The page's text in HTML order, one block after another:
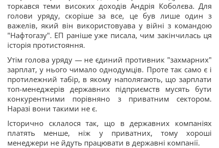
торкався теми високих доходів Андрія Коболєва. Для
голови уряду, скоріше за все, це був лише один з
важелів, який він використовуава у війні з командою
"Нафтогазу". ЕП раніше уже писала, чим закінчилась ця
історія протистояння.
Утім голова уряду — не єдиний противник "захмарних"
зарплат, у нього чимало однодумців. Проте так само є і
протилежний табір, в якому наполягають, що зарплати
топ-менеджерів державних підприємств мусять бути
конкурентними порівняно з приватним сектором.
Наразі вони такими не є.
Історично склалося так, що в державних компаніях
платять менше, ніж у приватних, тому хороші
менеджери не йдуть працювати в державні компанії.